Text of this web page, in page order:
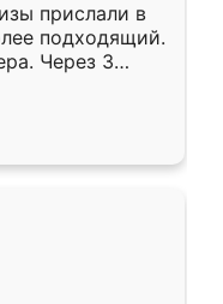
прислали в
подходящий.
Через 3
Остались
Ренессанс